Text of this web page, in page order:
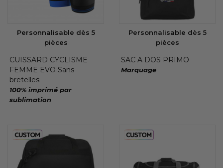
Personnalisable dès 5
pièces
CUISSARD CYCLISME
FEMME EVO Sans
bretelles
100% imprimé par
sublimation
Personnalisable dès 5
pièces
SAC A DOS PRIMO
Marquage